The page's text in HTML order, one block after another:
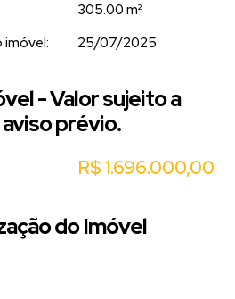
305.00 m²
imóvel:
25/07/2025
- Valor sujeito a
prévio.
R$1.696.000,00
do Imóvel